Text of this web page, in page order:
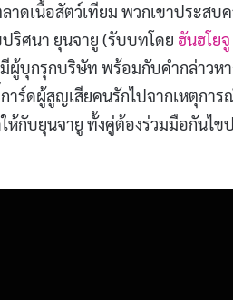
ดเนื้อสัตว์เทียม พวกเขาประสบค
ริศนา ยุนจายู (รับบทโดย ฮันฮโย
บุกรุกบริษัท พร้อมกับคำกล่าวห
าร์ดผู้สูญเสียคนรักไปจากเหตุการ
ห้กับยุนจายู ทั้งคู่ต้องร่วมมือกันไ